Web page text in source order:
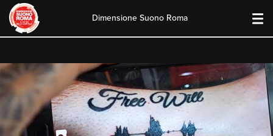
content
Dimensione Suono Roma